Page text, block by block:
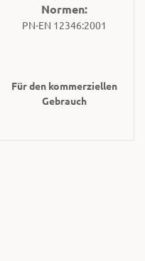
Normen:
PN-EN 12346:2001
Für den kommerziellen
Gebrauch